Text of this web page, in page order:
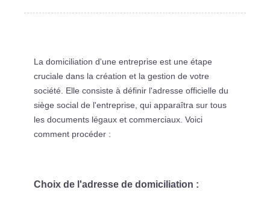
La domiciliation d'une entreprise est une étape
cruciale dans la création et la gestion de votre
société. Elle consiste à définir l'adresse officielle du
siège social de l'entreprise, qui apparaîtra sur tous
les documents légaux et commerciaux. Voici
comment procéder :
Choix de l'adresse de domiciliation :